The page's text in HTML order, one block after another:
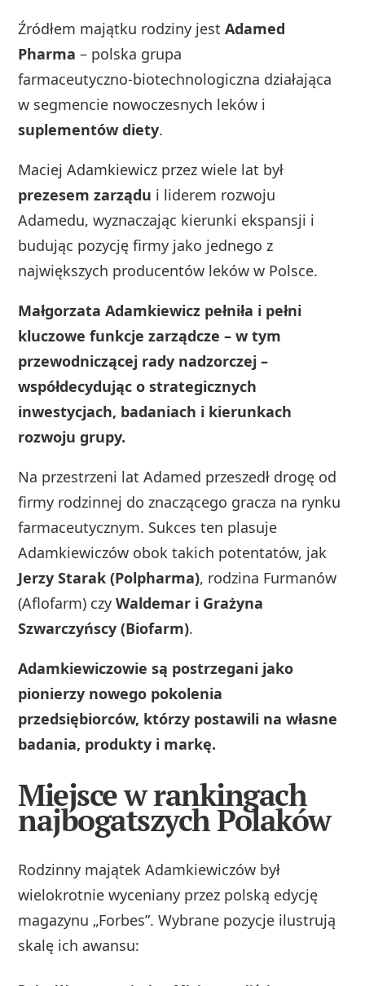
Źródłem majątku rodziny jestAdamed
Pharma – polska grupa
farmaceutyczno‑biotechnologiczna działająca
w segmencie nowoczesnych leków i
suplementów diety.
Maciej Adamkiewicz przez wiele lat był
prezesem zarządu i liderem rozwoju
Adamedu, wyznaczając kierunki ekspansji i
budując pozycję firmy jako jednego z
największych producentów leków w Polsce.
Małgorzata Adamkiewicz pełniła i pełni
kluczowe funkcje zarządcze – w tym
przewodniczącej rady nadzorczej –
współdecydując o strategicznych
inwestycjach, badaniach i kierunkach
rozwoju grupy.
Na przestrzeni lat Adamed przeszedł drogę od
firmy rodzinnej do znaczącego gracza na rynku
farmaceutycznym. Sukces ten plasuje
Adamkiewiczów obok takich potentatów, jak
Jerzy Starak (Polpharma), rodzina Furmanów
(Aflofarm) czyWaldemar i Grażyna
Szwarczyńscy (Biofarm).
Adamkiewiczowie są postrzegani jako
pionierzy nowego pokolenia
przedsiębiorców, którzy postawili na własne
badania, produkty i markę.
Miejsce w rankingach
najbogatszych Polaków
Rodzinny majątek Adamkiewiczów był
wielokrotnie wyceniany przez polską edycję
magazynu „Forbes”. Wybrane pozycje ilustrują
skalę ich awansu: